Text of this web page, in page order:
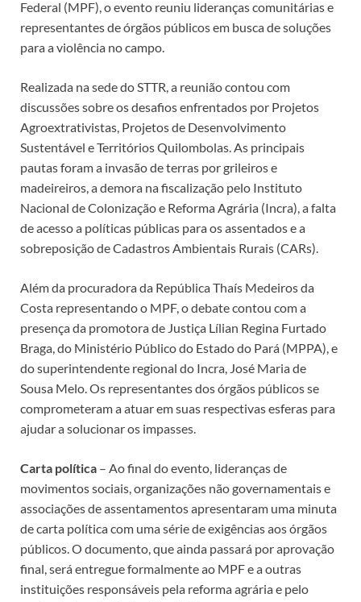
Federal (MPF), o evento reuniu lideranças comunitárias e
representantes de órgãos públicos em busca de soluções
para a violência no campo.
Realizada na sede do STTR, a reunião contou com
discussões sobre os desafios enfrentados por Projetos
Agroextrativistas, Projetos de Desenvolvimento
Sustentável e Territórios Quilombolas. As principais
pautas foram a invasão de terras por grileiros e
madeireiros, a demora na fiscalização pelo Instituto
Nacional de Colonização e Reforma Agrária (Incra), a falta
de acesso a políticas públicas para os assentados e a
sobreposição de Cadastros Ambientais Rurais (CARs).
Além da procuradora da República Thaís Medeiros da
Costa representando o MPF, o debate contou com a
presença da promotora de Justiça Lílian Regina Furtado
Braga, do Ministério Público do Estado do Pará (MPPA), e
do superintendente regional do Incra, José Maria de
Sousa Melo. Os representantes dos órgãos públicos se
comprometeram a atuar em suas respectivas esferas para
ajudar a solucionar os impasses.
Carta política – Ao final do evento, lideranças de
movimentos sociais, organizações não governamentais e
associações de assentamentos apresentaram uma minuta
de carta política com uma série de exigências aos órgãos
públicos. O documento, que ainda passará por aprovação
final, será entregue formalmente ao MPF e a outras
instituições responsáveis pela reforma agrária e pelo